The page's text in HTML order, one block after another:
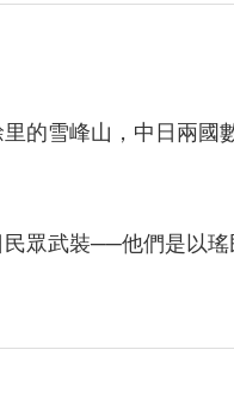
的雪峰山，中日兩國
眾武裝──他們是以
、夜襲新寧縣城、馳
團長感喟，難怪當年